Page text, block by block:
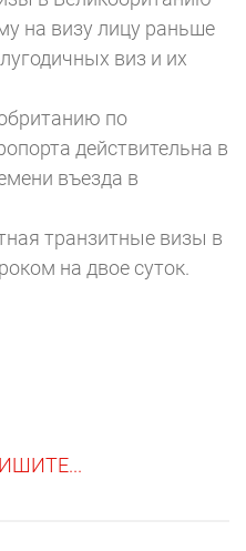
на визу лицу раньше
виз и их
по
действительна в
въезда в
транзитные визы в
на двое суток.